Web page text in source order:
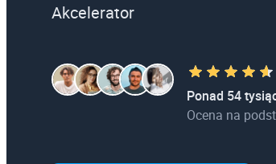
Akcelerator
Ponad 54
Ocena na